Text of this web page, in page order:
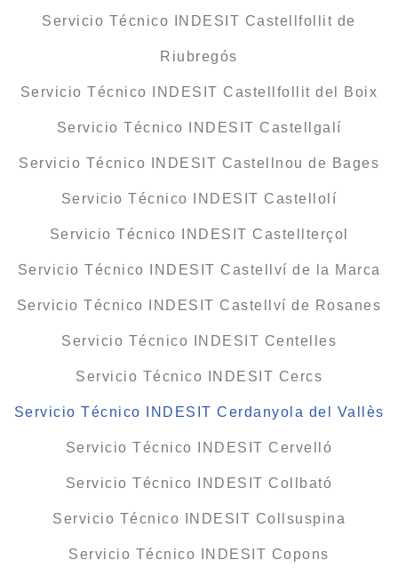
Servicio Técnico INDESIT Castellfollit de
Riubregós
Servicio Técnico INDESIT Castellfollit del Boix
Servicio Técnico INDESIT Castellgalí
Servicio Técnico INDESIT Castellnou de Bages
Servicio Técnico INDESIT Castellolí
Servicio Técnico INDESIT Castellterçol
Servicio Técnico INDESIT Castellví de la Marca
Servicio Técnico INDESIT Castellví de Rosanes
Servicio Técnico INDESIT Centelles
Servicio Técnico INDESIT Cercs
Servicio Técnico INDESIT Cerdanyola del Vallès
Servicio Técnico INDESIT Cervelló
Servicio Técnico INDESIT Collbató
Servicio Técnico INDESIT Collsuspina
Servicio Técnico INDESIT Copons